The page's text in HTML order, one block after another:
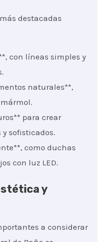
destacadas
con líneas simples y
naturales**,
para crear
sofisticados.
como duchas
con luz LED.
y
a considerar